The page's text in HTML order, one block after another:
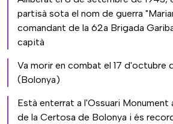
partisà sota el nom de guerra
comandant de la 62a Brigada
capità
Va morir en combat el 17 d'octubre
(Bolonya)
Està enterrat a l'Ossuari Monument
de la Certosa de Bolonya i és